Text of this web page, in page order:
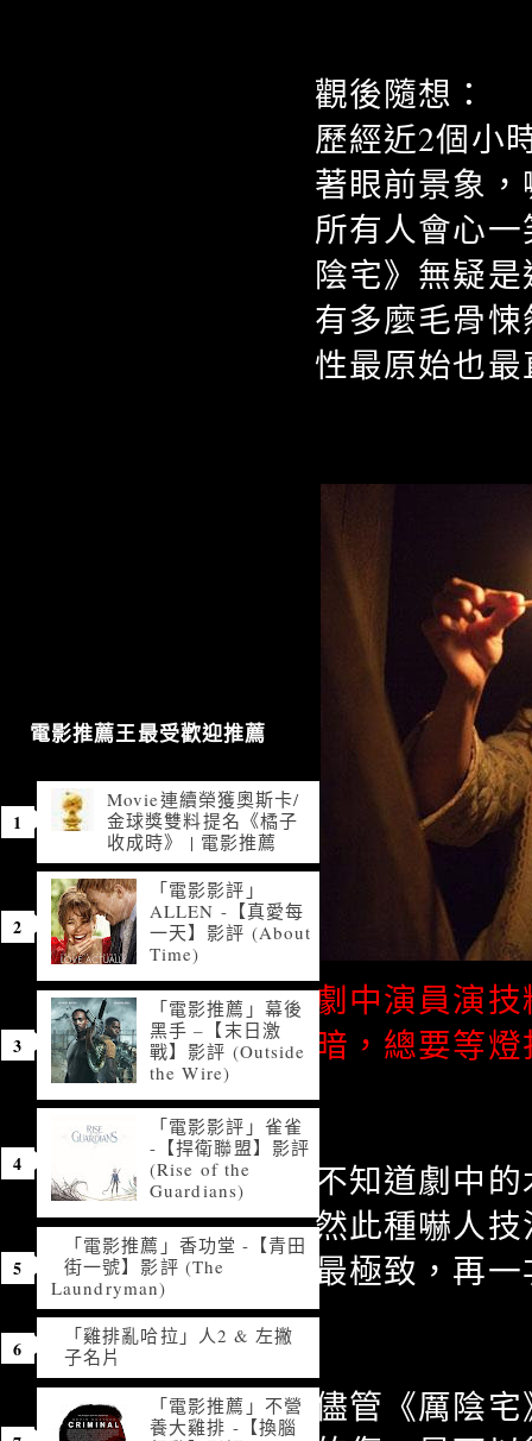
觀後隨想：
歷經近2個小
著眼前景象
所有人會心
陰宅》無疑
有多麼毛骨
性最原始也
劇中演員演
暗，總要等
不知道劇中
然此種嚇人
最極致，再
儘管《厲陰
電影推薦王最受歡迎推薦
Movie連續榮獲奧斯卡/
金球獎雙料提名《橘子
收成時》 | 電影推薦
「電影影評」
ALLEN -【真愛每
一天】影評 (About
Time)
「電影推薦」幕後
黑手 –【末日激
戰】影評 (Outside
the Wire)
「電影影評」雀雀
-【捍衛聯盟】影評
(Rise of the
Guardians)
「電影推薦」香功堂 -【青田
街一號】影評 (The
Laundryman)
「雞排亂哈拉」人2 & 左撇
子名片
「電影推薦」不營
養大雞排 -【換腦